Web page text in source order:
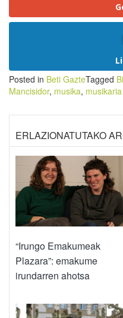
Posted in Beti GazteTagged
Mancisidor, musika, musikaria
ERLAZIONATUTAKO
“Irungo Emakumeak
Plazara”: emakume
irundarren ahotsa